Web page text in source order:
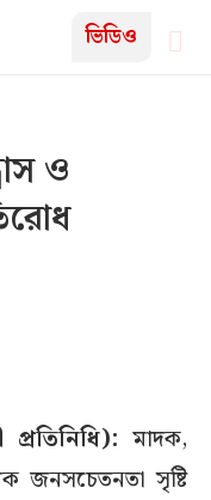
ভিডিও
ও
মাদক,
জনসচেতনতা সৃষ্টি